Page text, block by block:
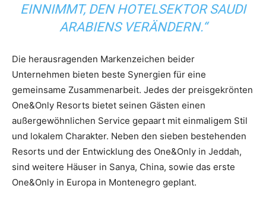
EINNIMMT, DEN HOTELSEKTOR SAUDI
ARABIENS VERÄNDERN.“
Die herausragenden Markenzeichen beider
Unternehmen bieten beste Synergien für eine
gemeinsame Zusammenarbeit. Jedes der preisgekrönten
One&Only Resorts bietet seinen Gästen einen
außergewöhnlichen Service gepaart mit einmaligem Stil
und lokalem Charakter. Neben den sieben bestehenden
Resorts und der Entwicklung des One&Only in Jeddah,
sind weitere Häuser in Sanya, China, sowie das erste
One&Only in Europa in Montenegro geplant.